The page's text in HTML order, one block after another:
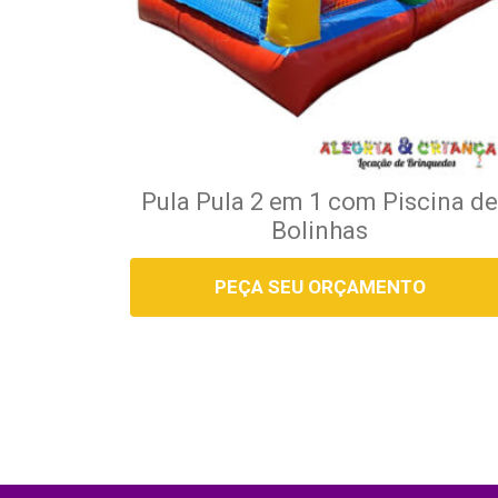
Pula Pula 2 em 1 com Piscina de
Bolinhas
PEÇA SEU ORÇAMENTO